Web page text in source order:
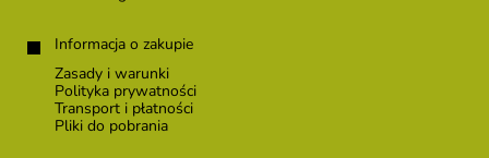
Informacja o zakupie
Zasady i warunki
Polityka prywatności
Transport i płatności
Pliki do pobrania